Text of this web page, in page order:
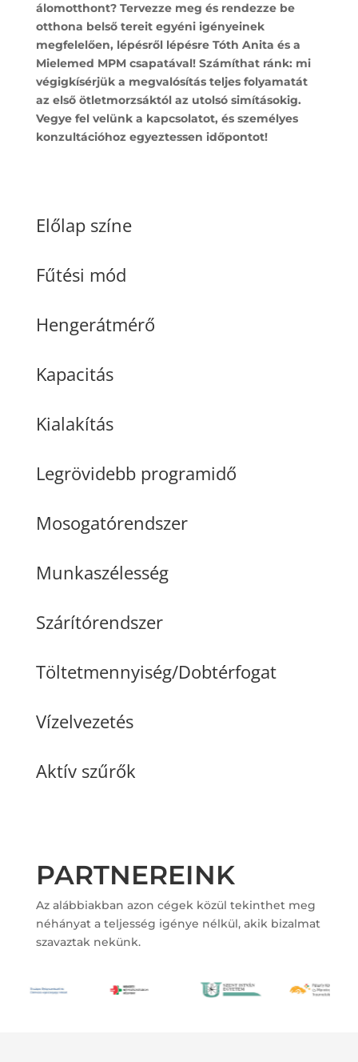
álomotthont? Tervezze meg és rendezze be
otthona belső tereit egyéni igényeinek
megfelelően, lépésről lépésre Tóth Anita és a
Mielemed MPM csapatával! Számíthat ránk: mi
végigkísérjük a megvalósítás teljes folyamatát
az első ötletmorzsáktól az utolsó simításokig.
Vegye fel velünk a kapcsolatot, és személyes
konzultációhoz egyeztessen időpontot!
Előlap színe
Fűtési mód
Hengerátmérő
Kapacitás
Kialakítás
Legrövidebb programidő
Mosogatórendszer
Munkaszélesség
Szárítórendszer
Töltetmennyiség/Dobtérfogat
Vízelvezetés
Aktív szűrők
PARTNEREINK
Az alábbiakban azon cégek közül tekinthet meg
néhányat a teljesség igénye nélkül, akik bizalmat
szavaztak nekünk.